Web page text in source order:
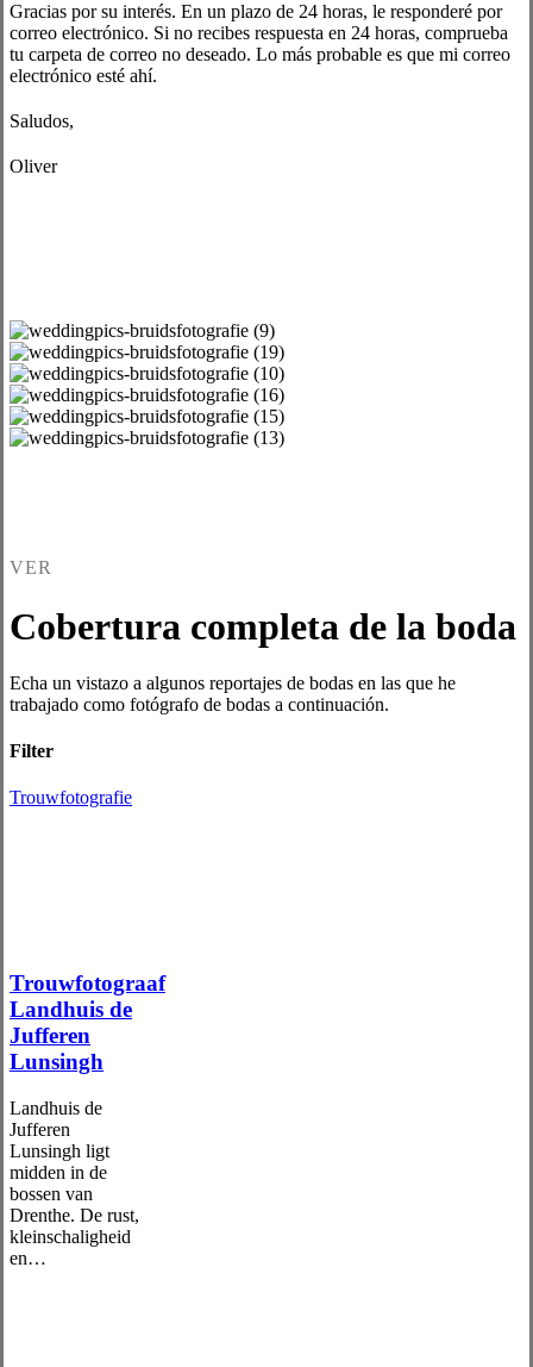
Gracias por su interés. En un plazo de 24 horas, le responderé por
correo electrónico. Si no recibes respuesta en 24 horas, comprueba
tu carpeta de correo no deseado. Lo más probable es que mi correo
electrónico esté ahí.
Saludos,
Oliver
VER
Cobertura completa de la boda
Echa un vistazo a algunos reportajes de bodas en las que he
trabajado como fotógrafo de bodas a continuación.
Filter
Trouwfotografie
Trouwfotograaf
Landhuis de
Jufferen
Lunsingh
Landhuis de
Jufferen
Lunsingh ligt
midden in de
bossen van
Drenthe. De rust,
kleinschaligheid
en…